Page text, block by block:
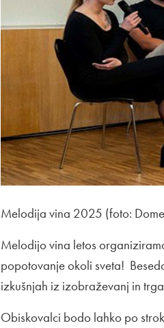
Melodija vina 2025 (foto:
Melodijo vina letos
popotovanje okoli sveta!
izkušnjah iz izobraževanj in
Obiskovalci bodo lahko po